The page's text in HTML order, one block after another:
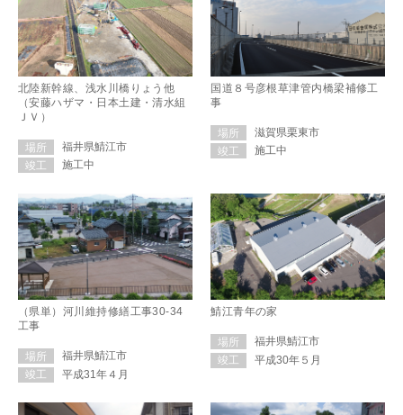
北陸新幹線、浅水川橋りょう他
（安藤ハザマ・日本土建・清水組
ＪＶ）
場所
福井県鯖江市
竣工
施工中
国道８号彦根草津管内橋梁補修工
事
場所
滋賀県栗東市
竣工
施工中
（県単）河川維持修繕工事30-34
工事
場所
福井県鯖江市
竣工
平成31年４月
鯖江青年の家
場所
福井県鯖江市
竣工
平成30年５月